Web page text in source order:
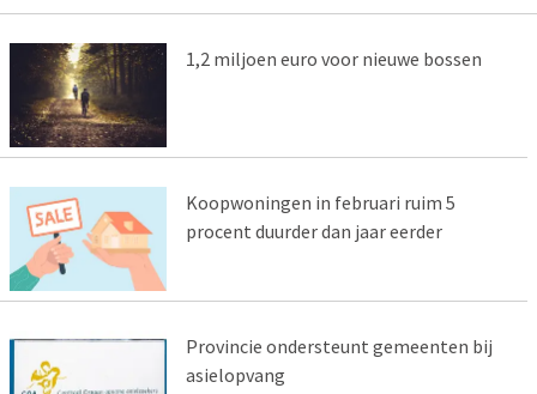
1,2 miljoen euro voor nieuwe bossen
Koopwoningen in februari ruim 5
procent duurder dan jaar eerder
Provincie ondersteunt gemeenten bij
asielopvang